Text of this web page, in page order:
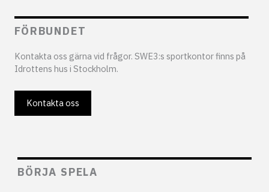
FÖRBUNDET
Kontakta oss gärna vid frågor. SWE3:s sportkontor finns på
Idrottens hus i Stockholm.
Kontakta oss
BÖRJA SPELA